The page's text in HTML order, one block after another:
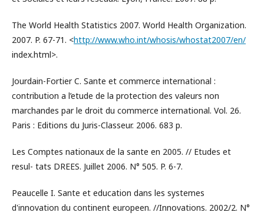
The World Health Statistics 2007. World Health Organization.
2007. P. 67-71. <http://www.who.int/whosis/whostat2007/en/
index.html>.
Jourdain-Fortier C. Sante et commerce international :
contribution a l’etude de la protection des valeurs non
marchandes par le droit du commerce international. Vol. 26.
Paris : Editions du Juris-Classeur. 2006. 683 p.
Les Comptes nationaux de la sante en 2005. // Etudes et
resul- tats DREES. Juillet 2006. N° 505. P. 6-7.
Peaucelle I. Sante et education dans les systemes
d'innovation du continent europeen. //Innovations. 2002/2. N°